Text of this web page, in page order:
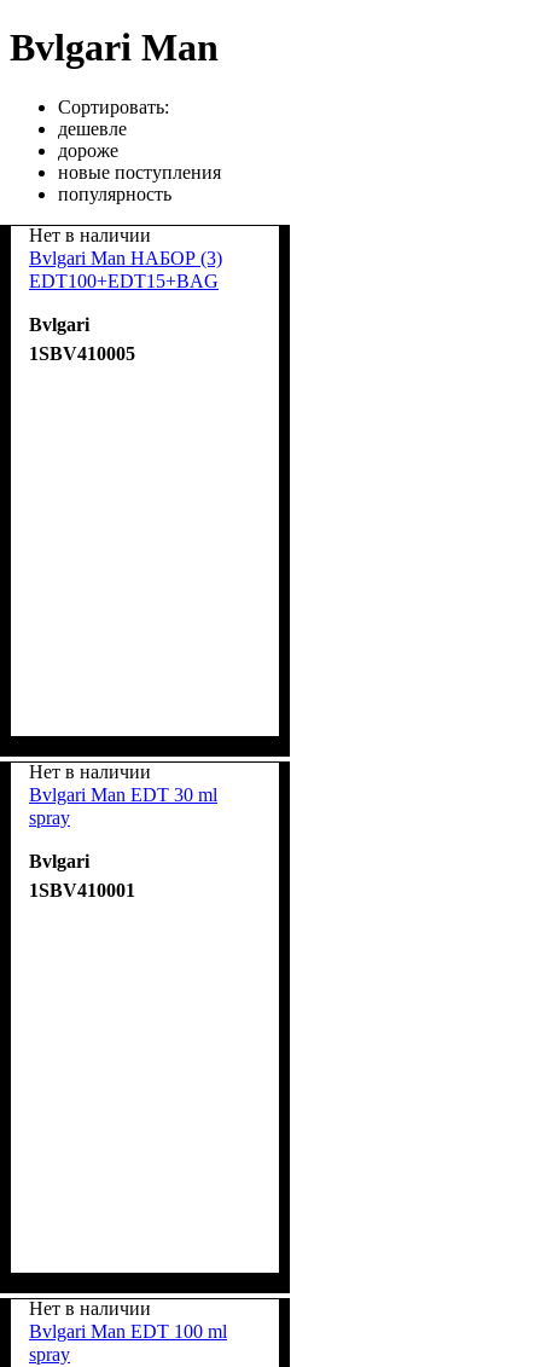
Bvlgari Man
Сортировать:
дешевле
дороже
новые поступления
популярность
Нет в наличии
Bvlgari Man НАБОР (3)
EDT100+EDT15+BAG
Bvlgari
1SBV410005
Нет в наличии
Bvlgari Man EDT 30 ml
spray
Bvlgari
1SBV410001
Нет в наличии
Bvlgari Man EDT 100 ml
spray